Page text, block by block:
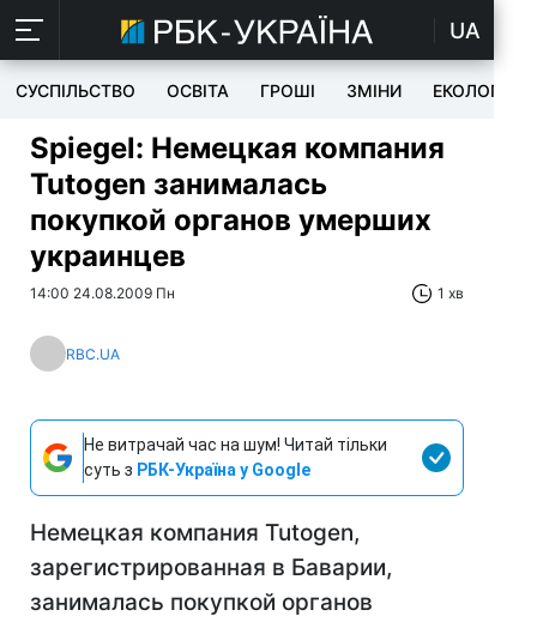
UA
СУСПІЛЬСТВО ОСВІТА ГРОШІ ЗМІНИ ЕКОЛОГІЯ
Spiegel: Немецкая компания
Tutogen занималась
покупкой органов умерших
украинцев
14:00 24.08.2009 Пн 1 хв
RBC.UA
Не витрачай час на шум! Читай тільки
суть з РБК-Україна у Google
Немецкая компания Tutogen,
зарегистрированная в Баварии,
занималась покупкой органов